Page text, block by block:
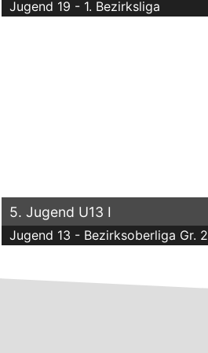
Jugend 19 - 1. Bezirksliga
5. Jugend U13 I
Jugend 13 - Bezirksoberliga Gr. 2